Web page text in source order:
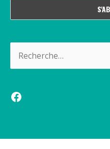
Facebook